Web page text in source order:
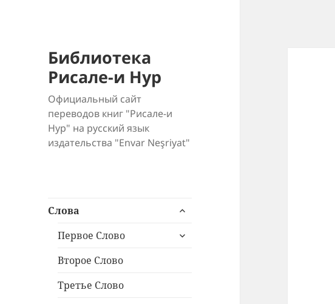
Библиотека
Рисале-и Нур
Официальный сайт
переводов книг "Рисале-и
Нур" на русский язык
издательства "Envar Neşriyat"
Слова
раскрыть
меню
Первое Слово
раскрыть
Второе Слово
Третье Слово